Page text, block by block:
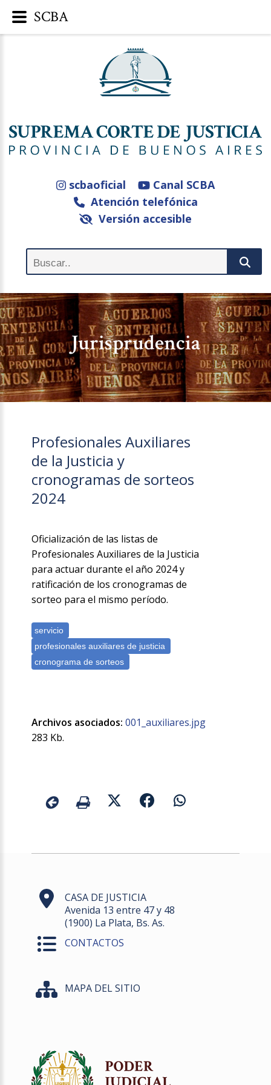
scbaoficial
Canal SCBA
Atención telefónica
Versión accesible
Jurisprudencia
Profesionales Auxiliares
de la Justicia y
cronogramas de sorteos
2024
Oficialización de las listas de
Profesionales Auxiliares de la Justicia
para actuar durante el año 2024 y
ratificación de los cronogramas de
sorteo para el mismo período.
Archivos asociados: 001_auxiliares.jpg
283 Kb.
CASA DE JUSTICIA
Avenida 13 entre 47 y 48
(1900) La Plata, Bs. As.
CONTACTOS
MAPA DEL SITIO
SCBA